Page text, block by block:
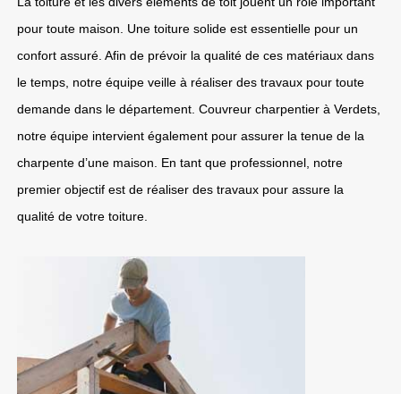
pour toute maison. Une toiture solide est essentielle pour un
confort assuré. Afin de prévoir la qualité de ces matériaux dans
le temps, notre équipe veille à réaliser des travaux pour toute
demande dans le département. Couvreur charpentier à Verdets,
notre équipe intervient également pour assurer la tenue de la
charpente d’une maison. En tant que professionnel, notre
premier objectif est de réaliser des travaux pour assure la
qualité de votre toiture.